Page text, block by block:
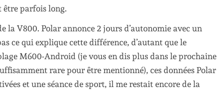
être parfois long.
la V800. Polar annonce 2 jours d’autonomie avec un
ce qui explique cette différence, d’autant que le
M600-Android (je vous en dis plus dans le prochaine
rare pour être mentionné), ces données Polar
et une séance de sport, il me restait encore de la